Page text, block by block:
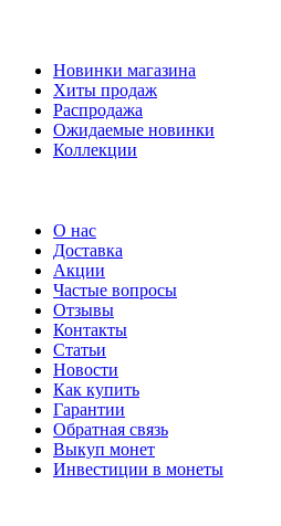
Новинки магазина
Хиты продаж
Распродажа
Ожидаемые новинки
Коллекции
О нас
Доставка
Акции
Частые вопросы
Отзывы
Контакты
Статьи
Новости
Как купить
Гарантии
Обратная связь
Выкуп монет
Инвестиции в монеты